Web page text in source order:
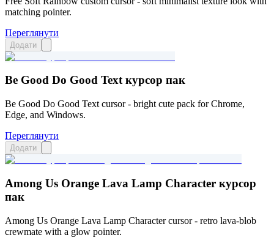
matching pointer.
Переглянути
Додати
Be Good Do Good Text курсор пак
Be Good Do Good Text cursor - bright cute pack for Chrome,
Edge, and Windows.
Переглянути
Додати
Among Us Orange Lava Lamp Character курсор
пак
Among Us Orange Lava Lamp Character cursor - retro lava-blob
crewmate with a glow pointer.